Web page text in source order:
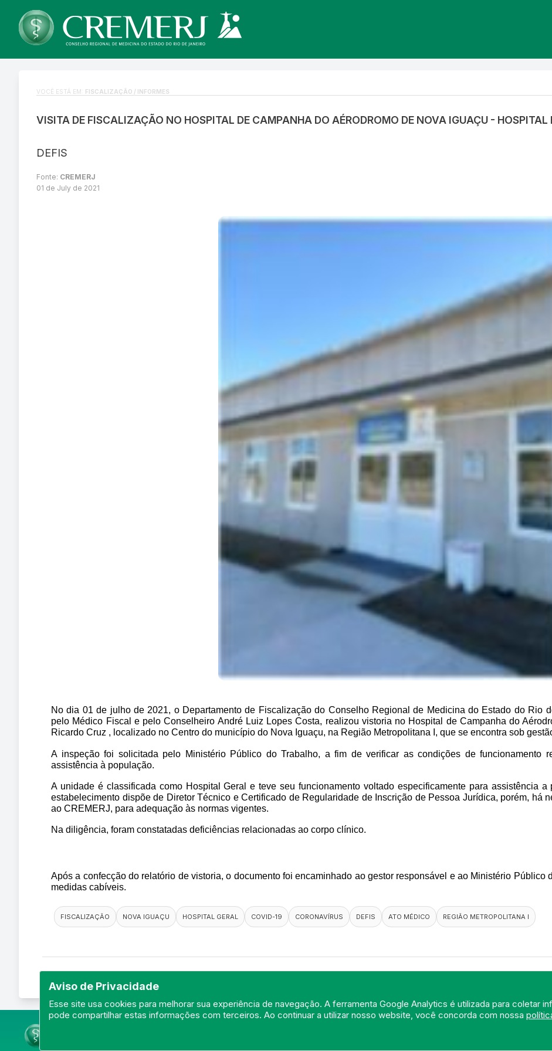
Aviso de Privacidade
Esse site usa cookies para melhorar sua experiência de navegação. A ferramenta Google Analytics é utilizada para coletar
pode compartilhar estas informações com terceiros. Ao continuar a utilizar nosso website, você concorda com nossa
VOCÊ ESTÁ EM: FISCALIZAÇÃO / INFORMES
VISITA DE FISCALIZAÇÃO NO HOSPITAL DE CAMPANHA DO AÉRODROMO DE NOVA IGUAÇU - HOSPITAL
DEFIS
Fonte: CREMERJ
01 de July de 2021
No dia 01 de julho de 2021, o Departamento de Fiscalização do Conselho Regional de Medicina do Estado do Rio
pelo Médico Fiscal e pelo Conselheiro André Luiz Lopes Costa, realizou vistoria no Hospital de Campanha do
Ricardo Cruz , localizado no Centro do município do Nova Iguaçu, na Região Metropolitana I, que se encontra sob
A inspeção foi solicitada pelo Ministério Público do Trabalho, a fim de verificar as condições de funcionamento
assistência à população.
A unidade é classificada como Hospital Geral e teve seu funcionamento voltado especificamente para assistência
estabelecimento dispõe de Diretor Técnico e Certificado de Regularidade de Inscrição de Pessoa Jurídica, porém, há
ao CREMERJ, para adequação às normas vigentes.
Na diligência, foram constatadas deficiências relacionadas ao corpo clínico.
Após a confecção do relatório de vistoria, o documento foi encaminhado ao gestor responsável e ao Ministério Público
medidas cabíveis.
FISCALIZAÇÃO NOVA IGUAÇU HOSPITAL GERAL COVID-19 CORONAVÍRUS DEFIS ATO MÉDICO REGIÃO METROPOLITANA I
© Portal do Conselho Regional de Medicina do Rio de Janeiro -